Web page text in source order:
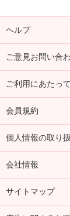
ヘルプ
ご意見お問い合
ご利用にあたって
会員規約
個人情報の取り
会社情報
サイトマップ